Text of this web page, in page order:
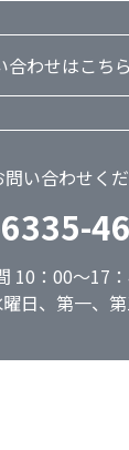
合わせはこちら
い合わせく
10：00～17
日、第一、